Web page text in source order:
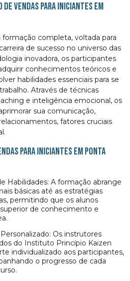
Vendas para Iniciantes em
completa, voltada para
de sucesso no universo das
inovadora, os participantes
conhecimentos teóricos e
habilidades essenciais para se
Através de técnicas
e inteligência emocional, os
sua comunicação,
fatores cruciais
para Iniciantes em Ponta
básicas até as estratégias
permitindo que os alunos
de conhecimento e
do Instituto Princípio Kaizen
individualizado aos participantes,
o progresso de cada